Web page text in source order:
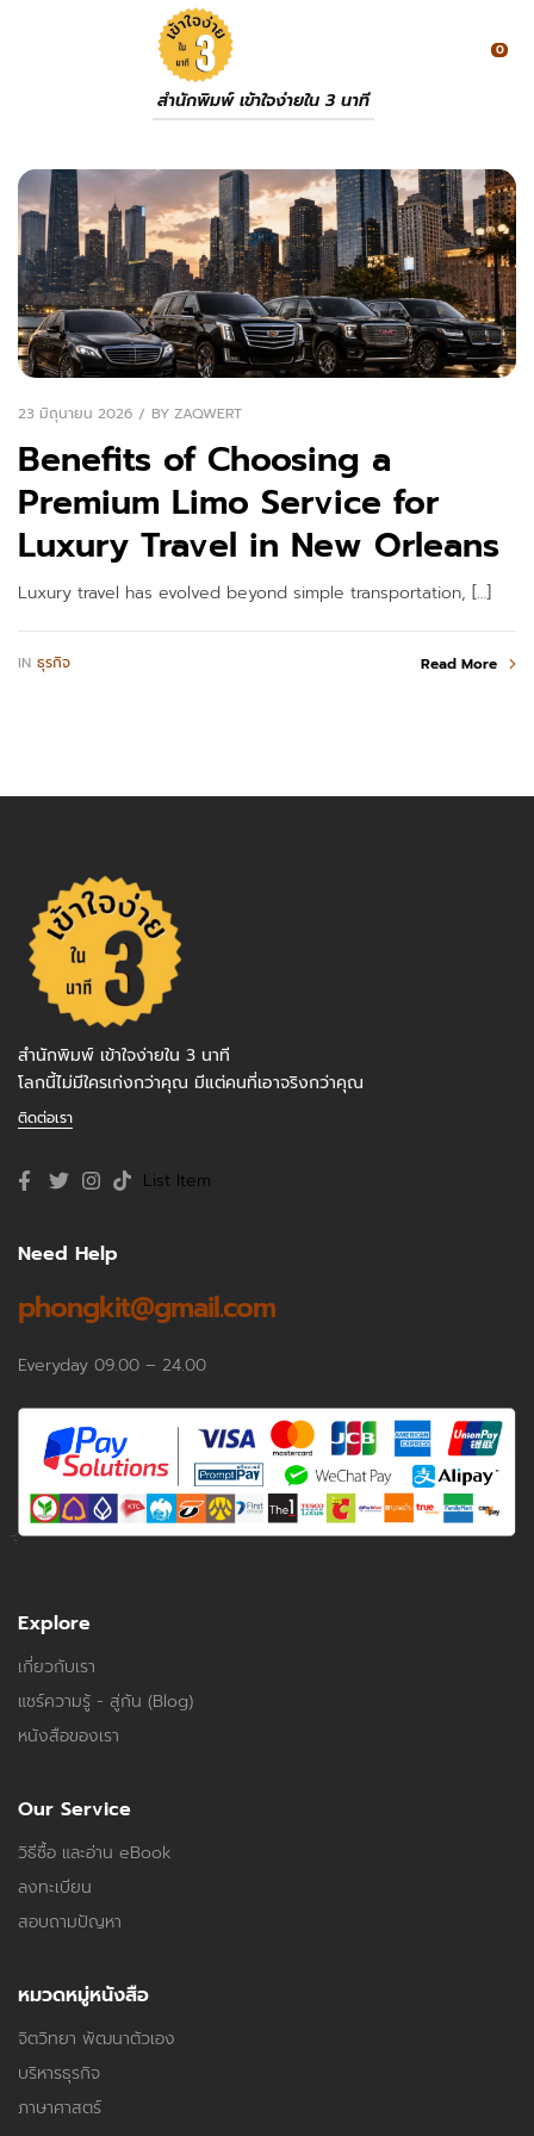
สำนักพิมพ์ เข้าใจง่ายใน 3 นาที
0
23 มิถุนายน 2026 BY ZAQWERT
Benefits of Choosing a
Premium Limo Service for
Luxury Travel in New Orleans
Luxury travel has evolved beyond simple transportation, […]
IN ธุรกิจ Read More
สำนักพิมพ์ เข้าใจง่ายใน 3 นาที
โลกนี้ไม่มีใครเก่งกว่าคุณ มีแต่คนที่เอาจริงกว่าคุณ
ติดต่อเรา
List Item
Need Help
phongkit@gmail.com
Everyday 09.00 – 24.00
Explore
เกี่ยวกับเรา
แชร์ความรู้ - สู่กัน (Blog)
หนังสือของเรา
Our Service
วิธีซื้อ และอ่าน eBook
ลงทะเบียน
สอบถามปัญหา
หมวดหมู่หนังสือ
จิตวิทยา พัฒนาตัวเอง
บริหารธุรกิจ
ภาษาศาสตร์